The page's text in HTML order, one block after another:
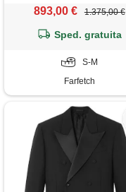
893,00 € 1.375,00 €
Sped. gratuita
S-M
Farfetch